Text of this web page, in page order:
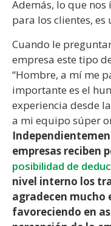
Además, lo que
para los clientes, es
Cuando le
empresa este tipo
“Hombre, a mí me
importante es el
experiencia desde
a mi equipo súper
empresas reciben
posibilidad de
nivel interno los
agradecen mucho
favoreciendo en